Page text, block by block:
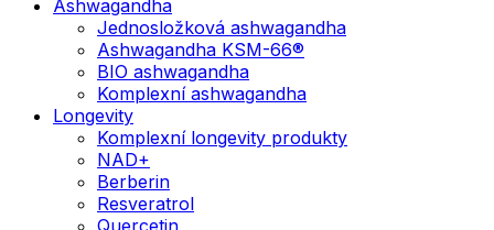
Ashwagandha
Jednosložková ashwagandha
Ashwagandha KSM-66®
BIO ashwagandha
Komplexní ashwagandha
Longevity
Komplexní longevity produkty
NAD+
Berberin
Resveratrol
Quercetin